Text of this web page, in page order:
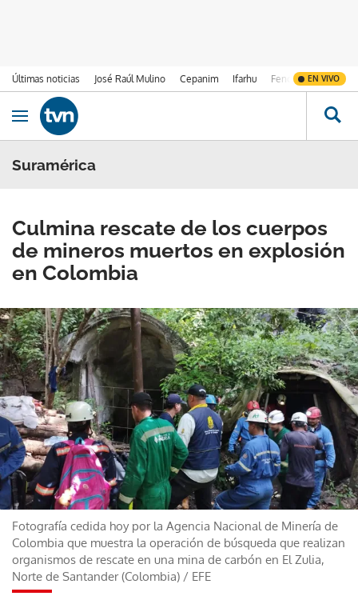
Últimas noticias José Raúl Mulino Cepanim Ifarhu Fenómeno de El
EN VIVO
Ir al contenido
Obrir navegació
Suramérica
Culmina rescate de los cuerpos
de mineros muertos en explosión
en Colombia
Fotografía cedida hoy por la Agencia Nacional de Minería de
Colombia que muestra la operación de búsqueda que realizan
organismos de rescate en una mina de carbón en El Zulia,
Norte de Santander (Colombia) / EFE